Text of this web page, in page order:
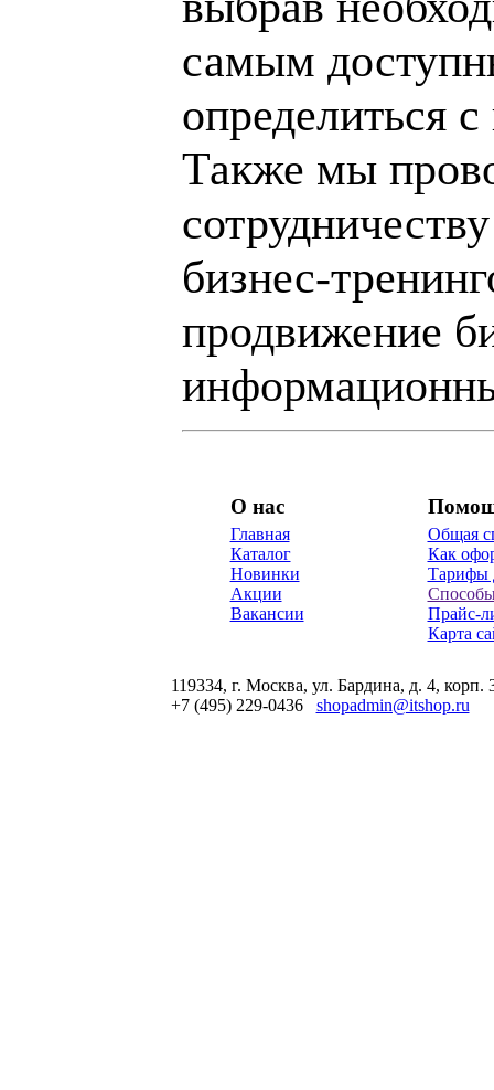
самым
определиться
Также мы
бизнес-
продвижение
О нас
Главная
Каталог
Новинки
Акции
Вакансии
Общая
Как
Тарифы
Прайс-
Карта
119334, г. Москва, ул. Бардина, д. 4, корп.
+7 (495) 229-0436 shopadmin@itshop.ru